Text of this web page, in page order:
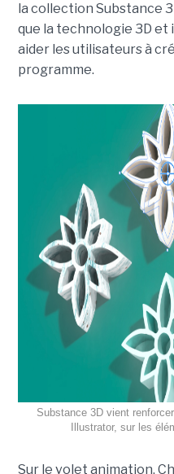
la collection Substance
que la technologie 3D et
aider les utilisateurs à
programme.
Substance 3D vient
Illustrator, sur les
Sur le volet animation,